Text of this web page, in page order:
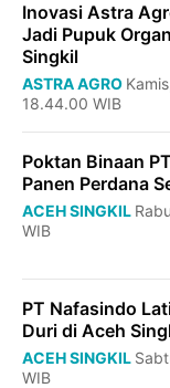
Inovasi Astra
Jadi Pupuk
Singkil
ASTRA AGRO
18.44.00 WIB
Poktan Binaan
Panen Perdana
ACEH SINGKIL
WIB
PT Nafasindo
Duri di Aceh
ACEH SINGKIL
WIB